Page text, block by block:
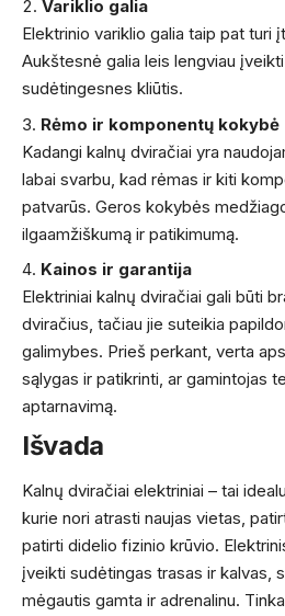
Variklio galia
Elektrinio variklio galia taip pat turi
Aukštesnė galia leis lengviau
sudėtingesnes kliūtis.
Rėmo ir komponentų kokybė
Kadangi kalnų dviračiai yra
labai svarbu, kad rėmas ir kiti
patvarūs. Geros kokybės
ilgaamžiškumą ir patikimumą.
Kainos ir garantija
Elektriniai kalnų dviračiai gali būti
dviračius, tačiau jie suteikia
galimybes. Prieš perkant, verta
sąlygas ir patikrinti, ar gamintojas
aptarnavimą.
Išvada
Kalnų dviračiai elektriniai – tai
kurie nori atrasti naujas vietas,
patirti didelio fizinio krūvio.
įveikti sudėtingas trasas ir kalvas,
mėgautis gamta ir adrenalinu.